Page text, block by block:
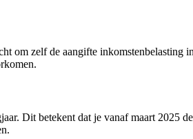
om zelf de aangifte inkomstenbelasting
Dit betekent dat je vanaf maart 2025